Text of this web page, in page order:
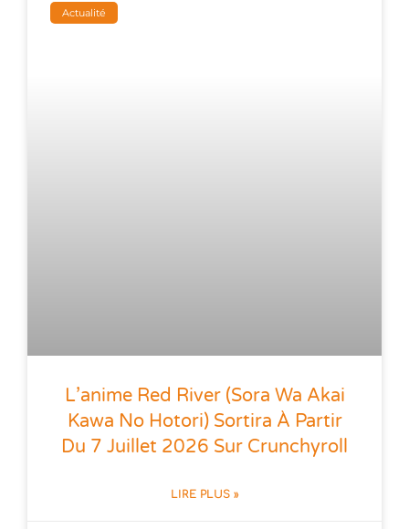
Actualité
L’anime Red River (Sora Wa Akai
Kawa No Hotori) Sortira À Partir
Du 7 Juillet 2026 Sur Crunchyroll
LIRE PLUS »